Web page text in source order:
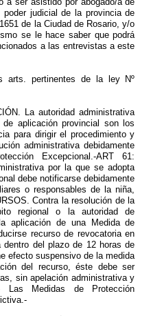
judicial de la provincia de
de la Ciudad de Rosario, y/o
se le hace saber que podrá
a las entrevistas a este
arts. pertinentes de la ley Nº
La autoridad administrativa
aplicación provincial son los
para dirigir el procedimiento y
administrativa debidamente
Excepcional.-ART 61:
por la que se adopta
debe notificarse debidamente
o responsables de la niña,
Contra la resolución de la
regional o la autoridad de
aplicación de una Medida de
recurso de revocatoria en
dentro del plazo de 12 horas de
efecto suspensivo de la medida
del recurso, éste debe ser
sin apelación administrativa y
Medidas de Protección